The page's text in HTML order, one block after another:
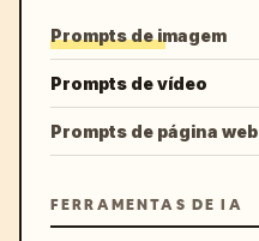
Prompts de imagem
Prompts de vídeo
Prompts de página web
FERRAMENTAS DE IA